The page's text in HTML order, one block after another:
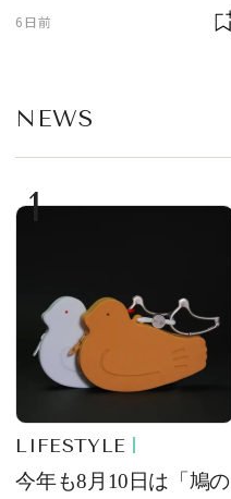
6日前
NEWS
1
LIFESTYLE
今年も8月10日は「鳩の